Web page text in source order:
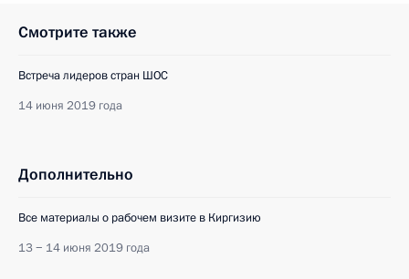
Смотрите также
Встреча лидеров стран ШОС
14 июня 2019 года
Дополнительно
Все материалы о рабочем визите в Киргизию
13 − 14 июня 2019 года